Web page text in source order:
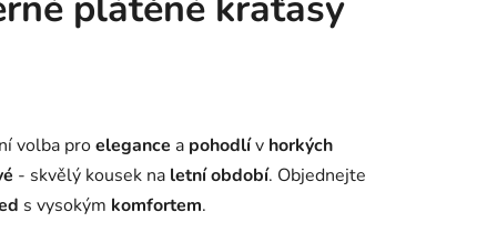
volba proelegance a pohodlív horkých
- skvělý kousek na letní období. Objednejte
s vysokým komfortem.